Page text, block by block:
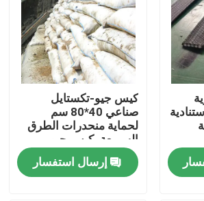
كيس جيو-تكستايل
صناعي 40*80 سم
لحماية منحدرات الطرق
السريعة، كيس جيو-
تكستايل للتشجير وزراعة
العشب والسيطرة على
الفيضانات
إرسال استفسار